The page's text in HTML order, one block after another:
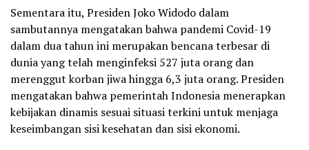
Sementara itu, Presiden Joko Widodo dalam
sambutannya mengatakan bahwa pandemi Covid-19
dalam dua tahun ini merupakan bencana terbesar di
dunia yang telah menginfeksi 527 juta orang dan
merenggut korban jiwa hingga 6,3 juta orang. Presiden
mengatakan bahwa pemerintah Indonesia menerapkan
kebijakan dinamis sesuai situasi terkini untuk menjaga
keseimbangan sisi kesehatan dan sisi ekonomi.